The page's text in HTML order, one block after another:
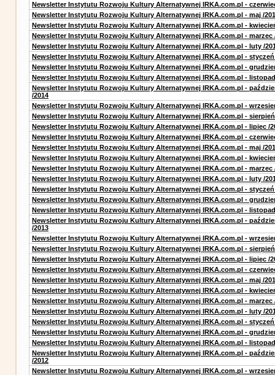
Newsletter Instytutu Rozwoju Kultury Alternatywnej IRKA.com.pl -
Newsletter Instytutu Rozwoju Kultury Alternatywnej IRKA.com.pl - maj /
Newsletter Instytutu Rozwoju Kultury Alternatywnej IRKA.com.pl -
Newsletter Instytutu Rozwoju Kultury Alternatywnej IRKA.com.pl - marzec
Newsletter Instytutu Rozwoju Kultury Alternatywnej IRKA.com.pl - luty /
Newsletter Instytutu Rozwoju Kultury Alternatywnej IRKA.com.pl - styczeń
Newsletter Instytutu Rozwoju Kultury Alternatywnej IRKA.com.pl -
Newsletter Instytutu Rozwoju Kultury Alternatywnej IRKA.com.pl - listopad
Newsletter Instytutu Rozwoju Kultury Alternatywnej IRKA.com.pl -
/2014
Newsletter Instytutu Rozwoju Kultury Alternatywnej IRKA.com.pl -
Newsletter Instytutu Rozwoju Kultury Alternatywnej IRKA.com.pl - sierpień
Newsletter Instytutu Rozwoju Kultury Alternatywnej IRKA.com.pl - lipiec /
Newsletter Instytutu Rozwoju Kultury Alternatywnej IRKA.com.pl -
Newsletter Instytutu Rozwoju Kultury Alternatywnej IRKA.com.pl - maj /
Newsletter Instytutu Rozwoju Kultury Alternatywnej IRKA.com.pl -
Newsletter Instytutu Rozwoju Kultury Alternatywnej IRKA.com.pl - marzec
Newsletter Instytutu Rozwoju Kultury Alternatywnej IRKA.com.pl - luty /
Newsletter Instytutu Rozwoju Kultury Alternatywnej IRKA.com.pl - styczeń
Newsletter Instytutu Rozwoju Kultury Alternatywnej IRKA.com.pl -
Newsletter Instytutu Rozwoju Kultury Alternatywnej IRKA.com.pl - listopad
Newsletter Instytutu Rozwoju Kultury Alternatywnej IRKA.com.pl -
/2013
Newsletter Instytutu Rozwoju Kultury Alternatywnej IRKA.com.pl -
Newsletter Instytutu Rozwoju Kultury Alternatywnej IRKA.com.pl - sierpień
Newsletter Instytutu Rozwoju Kultury Alternatywnej IRKA.com.pl - lipiec /
Newsletter Instytutu Rozwoju Kultury Alternatywnej IRKA.com.pl -
Newsletter Instytutu Rozwoju Kultury Alternatywnej IRKA.com.pl - maj /
Newsletter Instytutu Rozwoju Kultury Alternatywnej IRKA.com.pl -
Newsletter Instytutu Rozwoju Kultury Alternatywnej IRKA.com.pl - marzec
Newsletter Instytutu Rozwoju Kultury Alternatywnej IRKA.com.pl - luty /
Newsletter Instytutu Rozwoju Kultury Alternatywnej IRKA.com.pl - styczeń
Newsletter Instytutu Rozwoju Kultury Alternatywnej IRKA.com.pl -
Newsletter Instytutu Rozwoju Kultury Alternatywnej IRKA.com.pl - listopad
Newsletter Instytutu Rozwoju Kultury Alternatywnej IRKA.com.pl -
/2012
Newsletter Instytutu Rozwoju Kultury Alternatywnej IRKA.com.pl -